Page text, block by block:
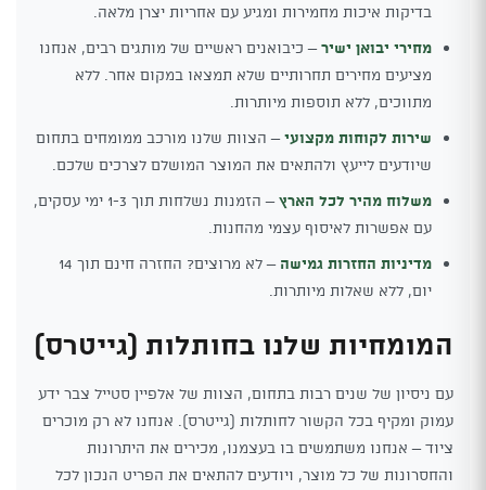
בדיקות איכות מחמירות ומגיע עם אחריות יצרן מלאה.
מחירי יבואן ישיר– כיבואנים ראשיים של מותגים רבים, אנחנו
מציעים מחירים תחרותיים שלא תמצאו במקום אחר. ללא
מתווכים, ללא תוספות מיותרות.
שירות לקוחות מקצועי– הצוות שלנו מורכב ממומחים בתחום
שיודעים לייעץ ולהתאים את המוצר המושלם לצרכים שלכם.
משלוח מהיר לכל הארץ
– הזמנות נשלחות תוך 1-3 ימי עסקים,
עם אפשרות לאיסוף עצמי מהחנות.
מדיניות החזרות גמישה
– לא מרוצים? החזרה חינם תוך 14
יום, ללא שאלות מיותרות.
המומחיות שלנו בחותלות (גייטרס)
עם ניסיון של שנים רבות בתחום, הצוות של אלפיין סטייל צבר ידע
עמוק ומקיף בכל הקשור לחותלות (גייטרס). אנחנו לא רק מוכרים
ציוד – אנחנו משתמשים בו בעצמנו, מכירים את היתרונות
והחסרונות של כל מוצר, ויודעים להתאים את הפריט הנכון לכל